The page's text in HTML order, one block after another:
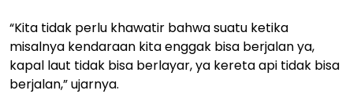
“Kita tidak perlu khawatir bahwa suatu ketika
misalnya kendaraan kita enggak bisa berjalan ya,
kapal laut tidak bisa berlayar, ya kereta api tidak bisa
berjalan,” ujarnya.